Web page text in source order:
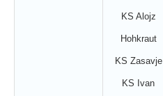
KS Alojz
Hohkraut
KS Zasavje
KS Ivan